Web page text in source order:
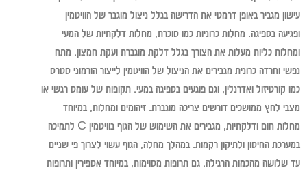
עישון מגביר באופן דרמטי את הדרישה בגלל ניצול מוגבר של הוויטמין
ופגיעה בספיגה. מחלות כרוניות כמו סוכרת, מחלות דלקתיות של המעי
ומחלות כליות מעלות את הצורך בגלל דלקת מוגברת ועקת חמצון. מתח
נפשי וחרדה כרונית מגבירים את הניצול של הוויטמין לייצור הורמוני סטרס
כמו קורטיזול ואדרנלין, וגם פוגעים בספיגה במעי. תקופות של עומס רגשי או
מצבי לחץ ממושכים דורשים צריכה מוגברת. זיהומים ומחלות, במיוחד
מחלות חום ודלקתיות, מגבירים את השימוש של הגוף בוויטמין C לתמיכה
במערכת החיסון ולתיקון רקמות. במהלך מחלה, הגוף עשוי לצרוך פי שניים
עד שלושה מהכמות הרגילה. גם תרופות מסוימות, במיוחד אספירין ותרופות